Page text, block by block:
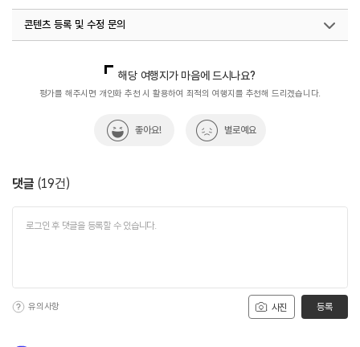
콘텐츠 등록 및 수정 문의
열린관광콘텐츠팀(열린관광-모두의여행)
033-738-3425
해당 여행지가 마음에 드시나요?
평가를 해주시면 개인화 추천 시 활용하여 최적의 여행지를 추천해 드리겠습니다.
좋아요! 별로예요
댓글 (19건)
사진
유의사항 등록